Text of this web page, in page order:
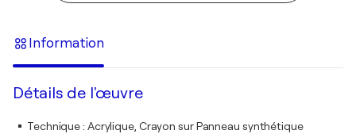
Information
Détails de l'œuvre
Technique: Acrylique, Crayon sur Panneau synthétique